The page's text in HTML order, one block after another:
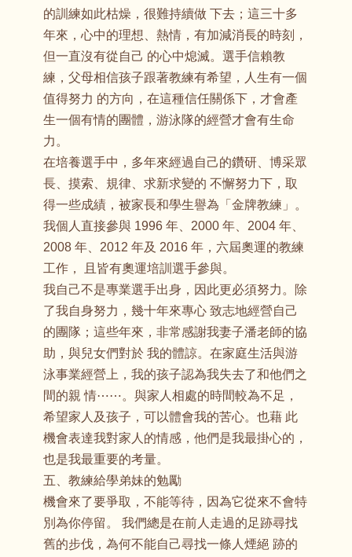
的訓練如此枯燥，很難持續做 下去；這三十多
年來，心中的理想、熱情，有加減消長的時刻，
但一直沒有從自己 的心中熄滅。選手信賴教
練，父母相信孩子跟著教練有希望，人生有一個
值得努力 的方向，在這種信任關係下，才會產
生一個有情的團體，游泳隊的經營才會有生命
力。
在培養選手中，多年來經過自己的鑽研、博采眾
長、摸索、規律、求新求變的 不懈努力下，取
得一些成績，被家長和學生譽為「金牌教練」。
我個人直接參與 1996 年、2000 年、2004 年、
2008 年、2012 年及 2016 年，六屆奧運的教練
工作， 且皆有奧運培訓選手參與。
我自己不是專業選手出身，因此更必須努力。除
了我自身努力，幾十年來專心 致志地經營自己
的團隊；這些年來，非常感謝我妻子潘老師的協
助，與兒女們對於 我的體諒。在家庭生活與游
泳事業經營上，我的孩子認為我失去了和他們之
間的親 情⋯⋯。與家人相處的時間較為不足，
希望家人及孩子，可以體會我的苦心。也藉 此
機會表達我對家人的情感，他們是我最掛心的，
也是我最重要的考量。
五、教練給學弟妹的勉勵
機會來了要爭取，不能等待，因為它從來不會特
別為你停留。 我們總是在前人走過的足跡尋找
舊的步伐，為何不能自己尋找一條人煙絕 跡的